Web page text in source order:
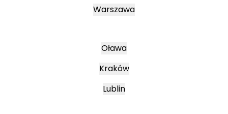
Warszawa
Oława
Kraków
Lublin